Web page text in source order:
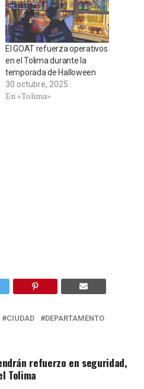
El GOAT refuerza operativos
en el Tolima durante la
temporada de Halloween
30 octubre, 2025
En «Tolima»
CIUDAD
DEPARTAMENTO
refuerzo en seguridad,
Tolima